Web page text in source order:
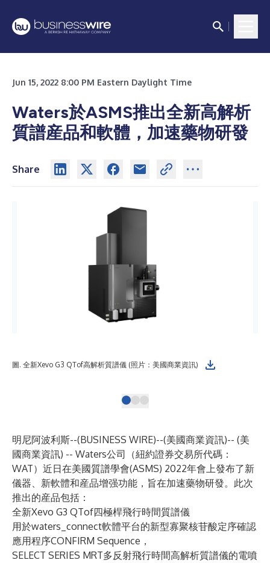
Jun 15, 2022 8:00 PM Eastern Daylight Time
Waters於ASMS推出全新高解析
質譜産品和軟體，加速藥物研發
Share
圖. 全新Xevo G3 QTof高解析質譜儀 (照片：美國商業資訊)
明尼阿波利斯--(BUSINESS WIRE)--(美國商業資訊)-- (美
國商業資訊) -- Waters公司（紐約證券交易所代碼：
WAT）近日在美國質譜學會(ASMS) 2022年會上發布了新
儀器、新軟體和産品增强功能，旨在加速藥物研發。此次
推出的産品包括：
全新Xevo G3 QTof四極桿飛行時間質譜儀
用於waters_connect軟體平台的新型寡聚核苷酸定序確認
應用程序CONFIRM Sequence ，
SELECT SERIES MRT多反射飛行時間高解析質譜儀的電噴